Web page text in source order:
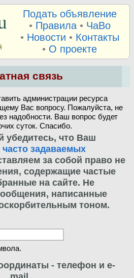
Подать объявление
• Правила• ЧаВо
• Новости • Контакты
• О проекте
связь
администрации ресурса
Вас вопросу. Пожалуйста, не
надобности. Ваш вопрос будет
суток. Спасибо.
убедитесь, что Ваш
часто задаваемых
за собой право не
содержащие частые
на сайте. Не
написанные
тоном.
- телефон и e-